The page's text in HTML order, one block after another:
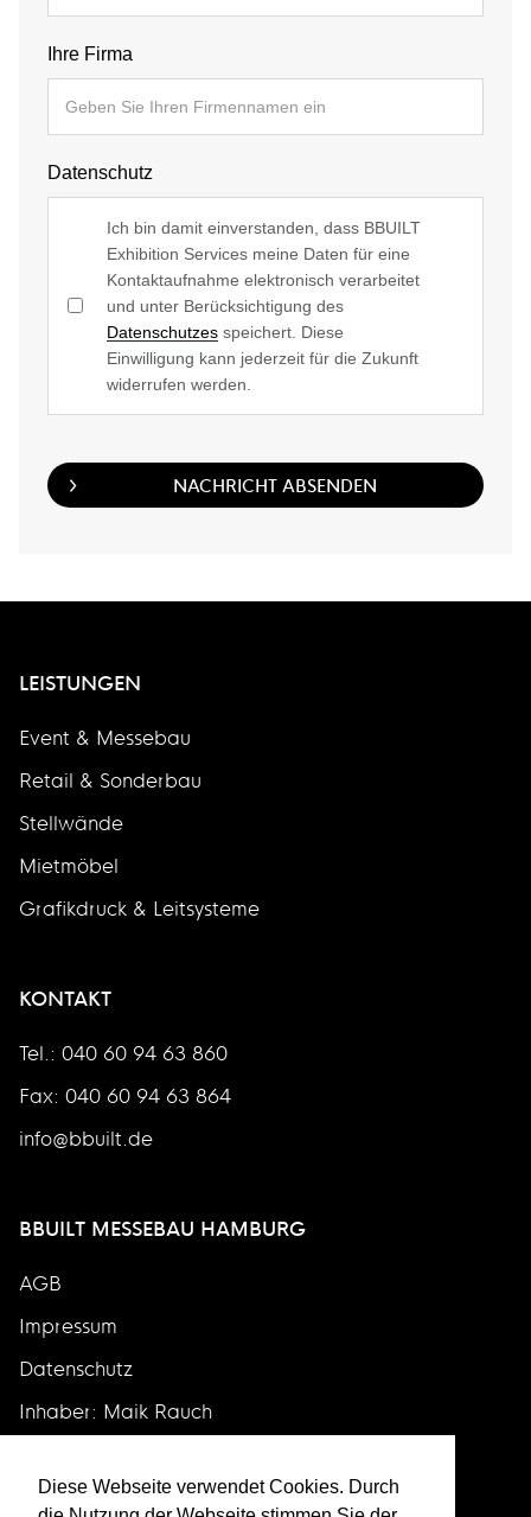
Diese Webseite verwendet Cookies. Durch
Ihre Firma
Datenschutz
Ich bin damit einverstanden, dass BBUILT
Exhibition Services meine Daten für eine
Kontaktaufnahme elektronisch verarbeitet
und unter Berücksichtigung des
Datenschutzes speichert. Diese
Einwilligung kann jederzeit für die Zukunft
widerrufen werden.
LEISTUNGEN
Event & Messebau
Retail & Sonderbau
Stellwände
Mietmöbel
Grafikdruck & Leitsysteme
KONTAKT
Tel.: 040 60 94 63 860
Fax: 040 60 94 63 864
info@bbuilt.de
BBUILT MESSEBAU HAMBURG
AGB
Impressum
Datenschutz
Inhaber: Maik Rauch